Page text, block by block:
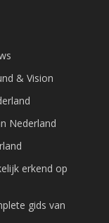
& Vision
Nederland
erkend op
gids van